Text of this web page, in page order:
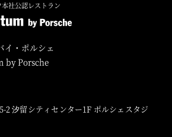
社公認レストラン
イ・ポルシェ
by Porsche
2 汐留シティセンター1F ポルシェスタジ